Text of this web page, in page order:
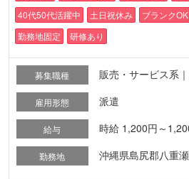
40代50代活躍中
土日祝休み ブランクOK
勤務地固定
研修あり
募集職種 販売・サービス系
雇用形態 派遣
給与 時給 1,200円～
勤務地 沖縄県島尻郡八重